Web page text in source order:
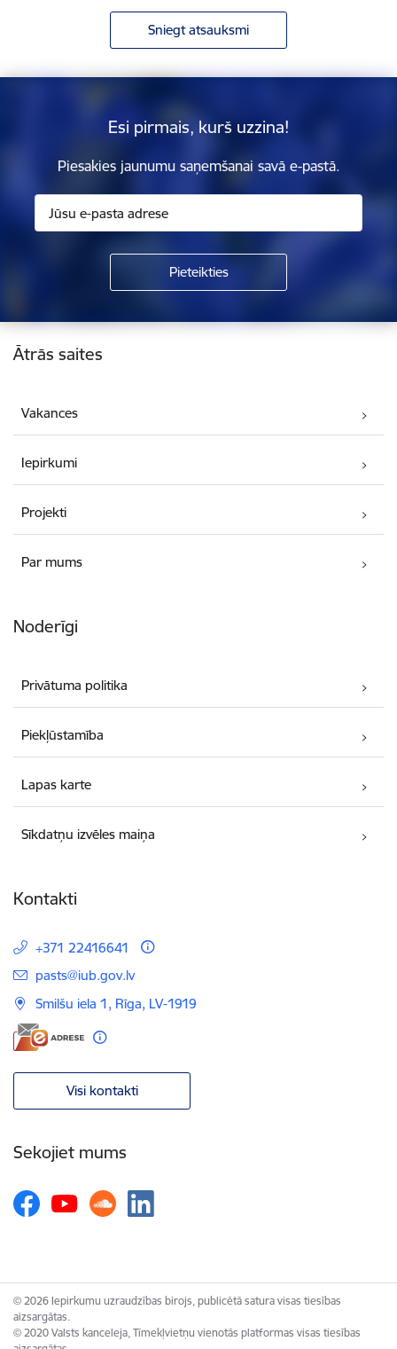
Sniegt atsauksmi
Esi pirmais, kurš uzzina!
Piesakies jaunumu saņemšanai savā e-pastā.
Kājene
Ātrās saites
Vakances
Iepirkumi
Projekti
Par mums
Noderīgi
Privātuma politika
Piekļūstamība
Lapas karte
Sīkdatņu izvēles maiņa
Kontakti
+371 22416641
E-pasts:
pasts@iub.gov.lv
Smilšu iela 1, Rīga, LV-1919
Visi kontakti
Sekojiet mums
© 2026 Iepirkumu uzraudzības birojs, publicētā satura visas tiesības
aizsargātas.
© 2020 Valsts kanceleja, Tīmekļvietņu vienotās platformas visas tiesības